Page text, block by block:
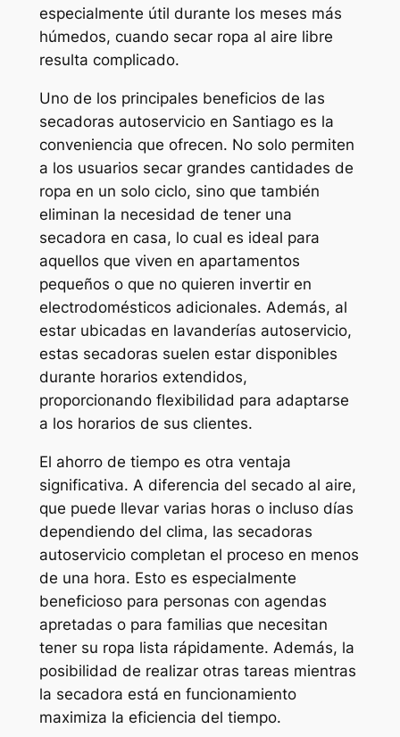
especialmente útil durante los meses más
húmedos, cuando secar ropa al aire libre
resulta complicado.
Uno de los principales beneficios de las
secadoras autoservicio en Santiago es la
conveniencia que ofrecen. No solo permiten
a los usuarios secar grandes cantidades de
ropa en un solo ciclo, sino que también
eliminan la necesidad de tener una
secadora en casa, lo cual es ideal para
aquellos que viven en apartamentos
pequeños o que no quieren invertir en
electrodomésticos adicionales. Además, al
estar ubicadas en lavanderías autoservicio,
estas secadoras suelen estar disponibles
durante horarios extendidos,
proporcionando flexibilidad para adaptarse
a los horarios de sus clientes.
El ahorro de tiempo es otra ventaja
significativa. A diferencia del secado al aire,
que puede llevar varias horas o incluso días
dependiendo del clima, las secadoras
autoservicio completan el proceso en menos
de una hora. Esto es especialmente
beneficioso para personas con agendas
apretadas o para familias que necesitan
tener su ropa lista rápidamente. Además, la
posibilidad de realizar otras tareas mientras
la secadora está en funcionamiento
maximiza la eficiencia del tiempo.